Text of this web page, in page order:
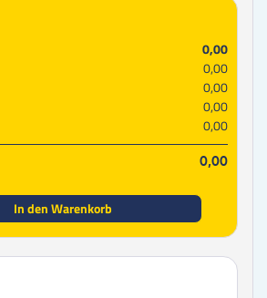
0,00
0,00
0,00
0,00
0,00
0,00
In den Warenkorb